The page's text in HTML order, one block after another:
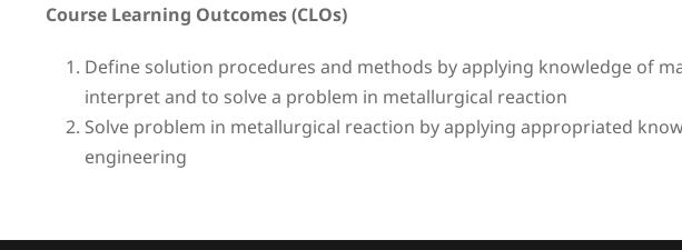
Course Learning Outcomes (CLOs)
Define solution procedures and methods by applying knowledge of
interpret and to solve a problem in metallurgical reaction
Solve problem in metallurgical reaction by applying appropriated
engineering